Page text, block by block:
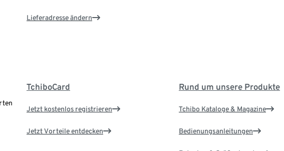
Lieferadresse ändern
TchiboCard
Jetzt kostenlos registrieren
Jetzt Vorteile entdecken
Rund um unsere Produkte
Tchibo Kataloge & Magazine
Bedienungsanleitungen